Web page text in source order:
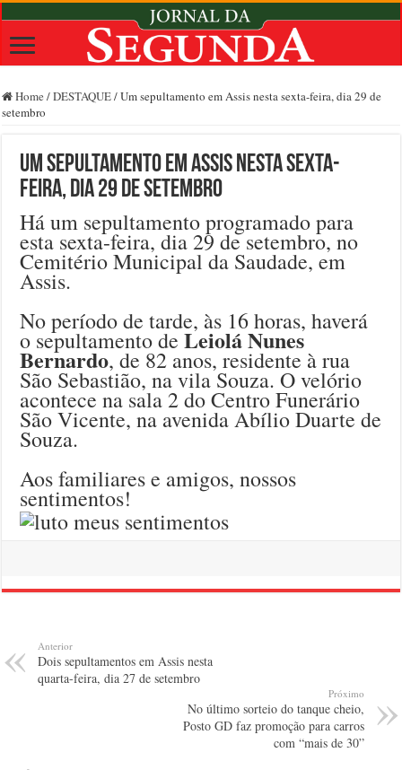
Home /DESTAQUE/Um sepultamento em Assis nesta sexta-feira, dia 29 de
setembro
Um sepultamento em Assis nesta sexta-
feira, dia 29 de setembro
Há um sepultamento programado para
esta sexta-feira, dia 29 de setembro, no
Cemitério Municipal da Saudade, em
Assis.
No período de tarde, às 16 horas, haverá
o sepultamento deLeiolá Nunes
Bernardo, de 82 anos, residente à rua
São Sebastião, na vila Souza. O velório
acontece na sala 2 do Centro Funerário
São Vicente, na avenida Abílio Duarte de
Souza.
Aos familiares e amigos, nossos
sentimentos!
Anterior
Dois sepultamentos em Assis nesta
quarta-feira, dia 27 de setembro
Próximo
No último sorteio do tanque cheio,
Posto GD faz promoção para carros
com “mais de 30”